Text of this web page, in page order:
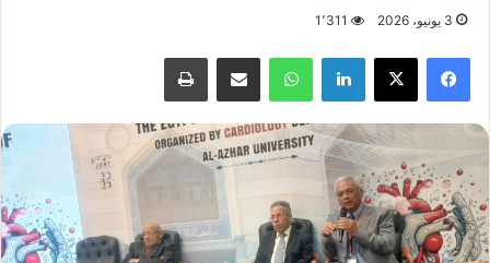
3 يونيو، 2026 1٬311
فيسبوك X لينكدإن واتساب مشاركة عبر البريد طباعة